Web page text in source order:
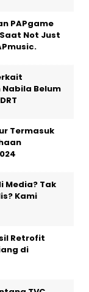
PAPgame
Not Just
Belum
Termasuk
Media? Tak
Kami
Retrofit
di